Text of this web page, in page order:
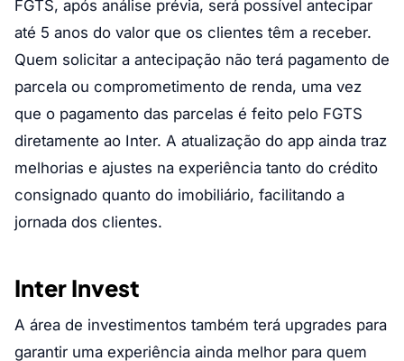
FGTS, após análise prévia, será possível antecipar
até 5 anos do valor que os clientes têm a receber.
Quem solicitar a antecipação não terá pagamento de
parcela ou comprometimento de renda, uma vez
que o pagamento das parcelas é feito pelo FGTS
diretamente ao Inter. A atualização do app ainda traz
melhorias e ajustes na experiência tanto do crédito
consignado quanto do imobiliário, facilitando a
jornada dos clientes.
Inter Invest
A área de investimentos também terá upgrades para
garantir uma experiência ainda melhor para quem